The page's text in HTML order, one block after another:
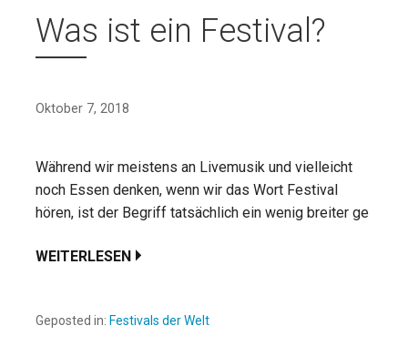
Was ist ein Festival?
Oktober 7, 2018
Während wir meistens an Livemusik und vielleicht
noch Essen denken, wenn wir das Wort Festival
hören, ist der Begriff tatsächlich ein wenig breiter ge
WEITERLESEN
Geposted in: Festivals der Welt